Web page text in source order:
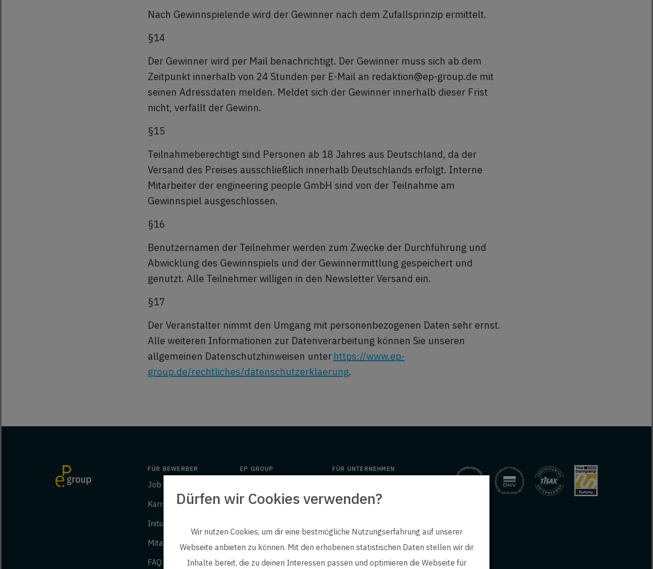
Nach Gewinnspielende wird der Gewinner nach dem Zufallsprinzip ermittelt.
§14
Der Gewinner wird per Mail benachrichtigt. Der Gewinner muss sich ab dem
Zeitpunkt innerhalb von 24 Stunden per E-Mail an redaktion@ep-group.de mit
seinen Adressdaten melden. Meldet sich der Gewinner innerhalb dieser Frist
nicht, verfällt der Gewinn.
§15
Teilnahmeberechtigt sind Personen ab 18 Jahres aus Deutschland, da der
Versand des Preises ausschließlich innerhalb Deutschlands erfolgt. Interne
Mitarbeiter der engineering people GmbH sind von der Teilnahme am
Gewinnspiel ausgeschlossen.
§16
Benutzernamen der Teilnehmer werden zum Zwecke der Durchführung und
Abwicklung des Gewinnspiels und der Gewinnermittlung gespeichert und
genutzt. Alle Teilnehmer willigen in den Newsletter Versand ein.
§17
Der Veranstalter nimmt den Umgang mit personenbezogenen Daten sehr ernst.
Alle weiteren Informationen zur Datenverarbeitung können Sie unseren
allgemeinen Datenschutzhinweisen unter https://www.ep-
group.de/rechtliches/datenschutzerklaerung.
FÜR BEWERBER
Job finden
Karriere bei ep
Initiativbewerbung
Mitarbeiter werben
FAQ
EP GROUP
Insights
Kontakt
FÜR UNTERNEHMEN
Engineering
ep life science
Dürfen wir Cookies verwenden?
Wir nutzen Cookies, um dir eine bestmögliche Nutzungserfahrung auf unserer
Webseite anbieten zu können. Mit den erhobenen statistischen Daten stellen wir dir
Inhalte bereit, die zu deinen Interessen passen und optimieren die Webseite für